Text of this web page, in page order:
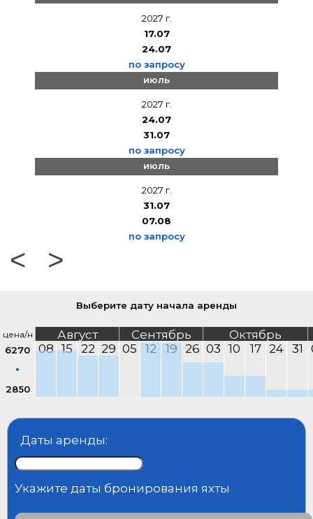
2027 г.
17.07
24.07
по запросу
июль
2027 г.
24.07
31.07
по запросу
июль
2027 г.
31.07
07.08
по запросу
< >
Выберите дату начала аренды
цена/н
6270
2850
Август Сентябрь
Октябрь
08 15 22 29 05 12 19 26 03 10 17 24 31
Даты аренды:
Укажите даты бронирования яхты